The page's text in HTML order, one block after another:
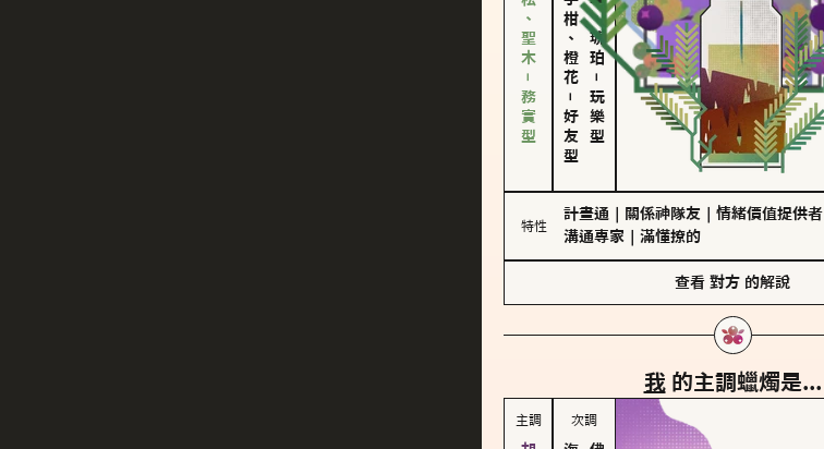
雪松、聖木－務實型 佛手柑、橙花
－
好友型
皮革、琥珀
－
玩樂型
特性
計畫通 關係神隊友 情緒價值提供者
溝通專家
滿懂撩的
查看 對方 的解說
我 的主調蠟燭是...
主調 次調